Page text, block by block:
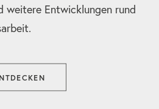
weitere Entwicklungen rund